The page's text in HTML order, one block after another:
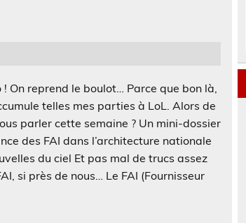
! On reprend le boulot… Parce que bon là,
telles mes parties à LoL. Alors de
parler cette semaine ? Un mini-dossier
des FAI dans l’architecture nationale
du ciel Et pas mal de trucs assez
si près de nous… Le FAI (Fournisseur